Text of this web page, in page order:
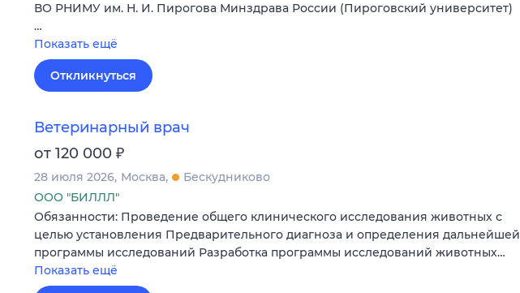
ВО РНИМУ им. Н. И. Пирогова Минздрава России (Пироговский университет)
…
Показать ещё
Откликнуться
Ветеринарный врач
от 120 000 ₽
28 июля 2026 Москва
Бескудниково
ООО "БИЛЛЛ"
Обязанности: Проведение общего клинического исследования животных с
целью установления Предварительного диагноза и определения дальнейшей
программы исследований Разработка программы исследований животных…
Показать ещё